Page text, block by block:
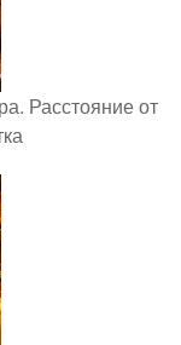
Расстояние от